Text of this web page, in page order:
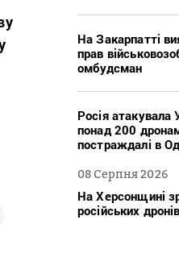
На Закарпатті
прав
омбудсман
Росія атакувала
понад 200
постраждалі в
08 Серпня 2026
На Херсонщині
російських